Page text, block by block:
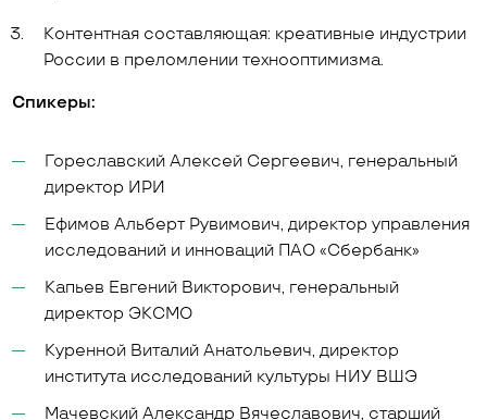
Контентная составляющая: креативные индустрии
России в преломлении технооптимизма.
Спикеры:
Гореславский Алексей Сергеевич, генеральный
директор ИРИ
Ефимов Альберт Рувимович, директор управления
исследований и инноваций ПАО «Сбербанк»
Капьев Евгений Викторович, генеральный
директор ЭКСМО
Куренной Виталий Анатольевич, директор
института исследований культуры НИУ ВШЭ
Мачевский Александр Вячеславович, старший